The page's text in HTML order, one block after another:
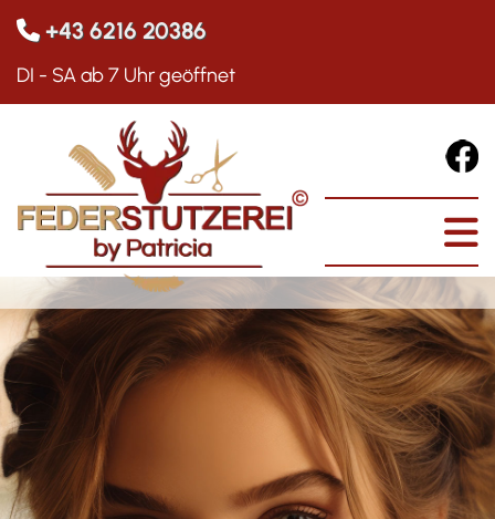
 +43 6216 20386
DI - SA ab 7 Uhr geöffnet